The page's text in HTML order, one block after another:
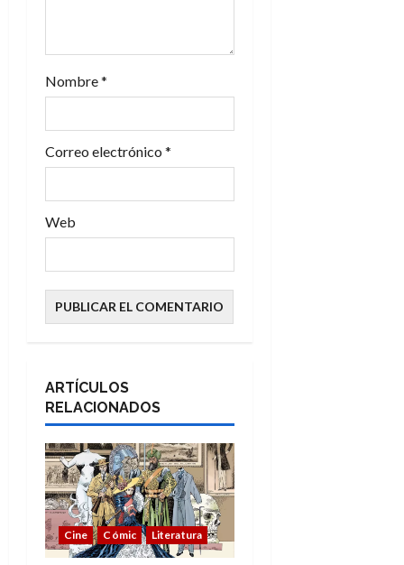
d
s
Nombre*
Correo electrónico *
Web
ARTÍCULOS
RELACIONADOS
Cine Cómic Literatura